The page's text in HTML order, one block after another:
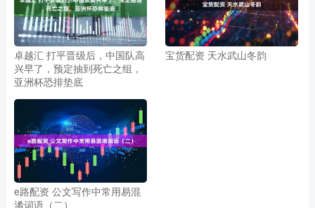
卓越汇 打平晋级后，中国队高
兴早了，预定抽到死亡之组，
亚洲杯恐排垫底
宝货配资 天水武山冬韵
e路配资 公文写作中常用易混
淆词语（二）